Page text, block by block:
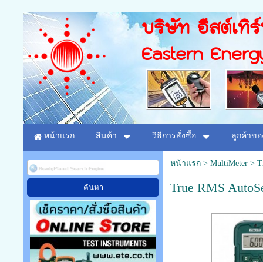
บริษัท อีสต์เทิ
Eastern
หน้าแรก สินค้า วิธีการสั่งซื้อ ลูกค้าขอ
หน้าแรก> MultiMeter>
True RMS